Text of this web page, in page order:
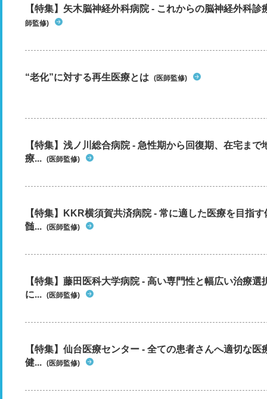
【特集】矢木脳神経外科病院 - これからの脳神経外科
師監修)
“老化”に対する再生医療とは (医師監修)
【特集】浅ノ川総合病院 - 急性期から回復期、在宅ま
療... (医師監修)
【特集】KKR横須賀共済病院 - 常に適した医療を目指
髄... (医師監修)
【特集】藤田医科大学病院 - 高い専門性と幅広い治療
に... (医師監修)
【特集】仙台医療センター - 全ての患者さんへ適切な
健... (医師監修)